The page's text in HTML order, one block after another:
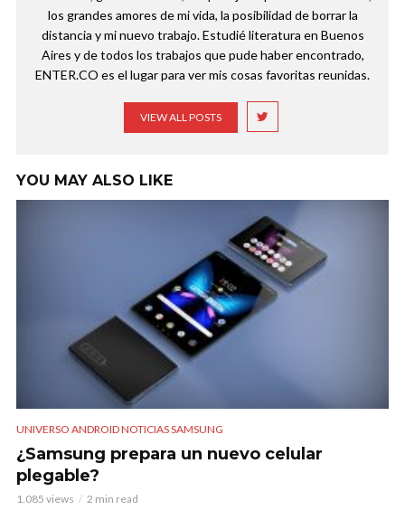
los grandes amores de mi vida, la posibilidad de borrar la
distancia y mi nuevo trabajo. Estudié literatura en Buenos
Aires y de todos los trabajos que pude haber encontrado,
ENTER.CO es el lugar para ver mis cosas favoritas reunidas.
VIEW ALL POSTS
YOU MAY ALSO LIKE
UNIVERSO ANDROID NOTICIAS SAMSUNG
¿Samsung prepara un nuevo celular
plegable?
1.085 views 2 min read